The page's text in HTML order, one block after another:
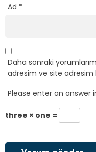
Ad *
Daha sonraki
adresim ve site adresim
Please enter an answer
three × one =